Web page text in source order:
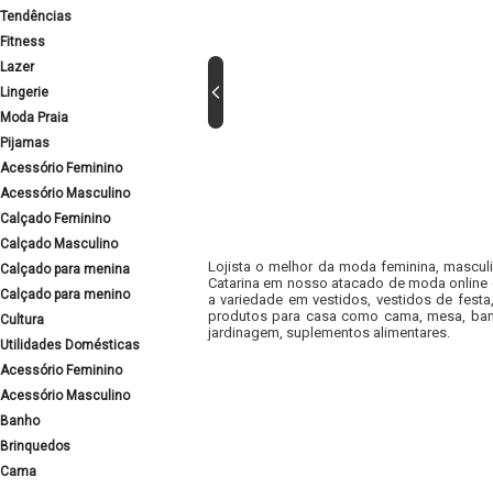
Tendências
Fitness
Lazer
Lingerie
Moda Praia
Pijamas
Acessório Feminino
Acessório Masculino
Calçado Feminino
Calçado Masculino
Calçado para menina
Calçado para menino
Cultura
Utilidades Domésticas
Acessório Feminino
Acessório Masculino
Banho
Brinquedos
Cama
Lojista o melhor da moda feminina,
Catarina em nosso atacado de moda
a variedade em vestidos, vestidos de
produtos para casa como cama, mesa,
jardinagem, suplementos alimentares.